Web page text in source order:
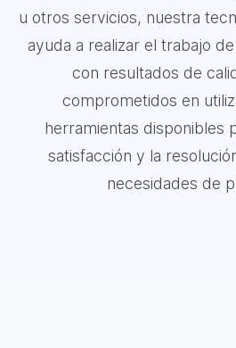
u otros servicios, nuestra
ayuda a realizar el trabajo
con resultados de
comprometidos en
herramientas disponibles
satisfacción y la
necesidades de